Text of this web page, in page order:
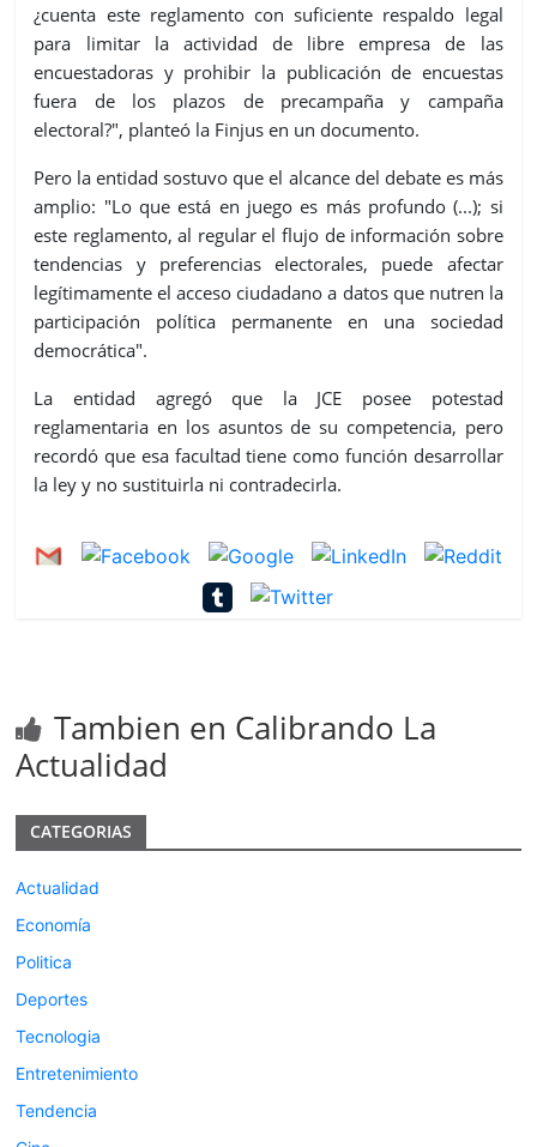
¿cuenta este reglamento con suficiente respaldo legal
para limitar la actividad de libre empresa de las
encuestadoras y prohibir la publicación de encuestas
fuera de los plazos de precampaña y campaña
electoral?", planteó la Finjus en un documento.
Pero la entidad sostuvo que el alcance del debate es más
amplio: "Lo que está en juego es más profundo (...); si
este reglamento, al regular el flujo de información sobre
tendencias y preferencias electorales, puede afectar
legítimamente el acceso ciudadano a datos que nutren la
participación política permanente en una sociedad
democrática".
La entidad agregó que la JCE posee potestad
reglamentaria en los asuntos de su competencia, pero
recordó que esa facultad tiene como función desarrollar
la ley y no sustituirla ni contradecirla.
Tambien en Calibrando La
Actualidad
CATEGORIAS
Actualidad
Economía
Politica
Deportes
Tecnologia
Entretenimiento
Tendencia